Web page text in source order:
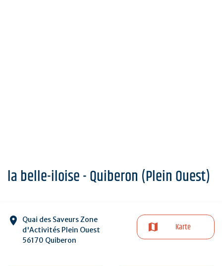
la belle-iloise - Quiberon (Plein Ouest)
Quai des Saveurs Zone
d'Activités Plein Ouest
56170 Quiberon
Karte